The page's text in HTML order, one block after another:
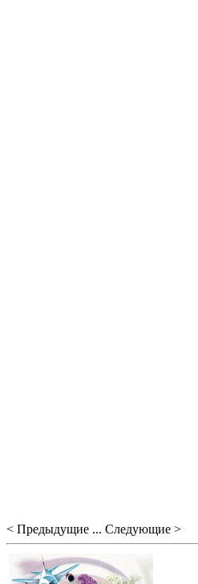
< Предыдущие ... Следующие >